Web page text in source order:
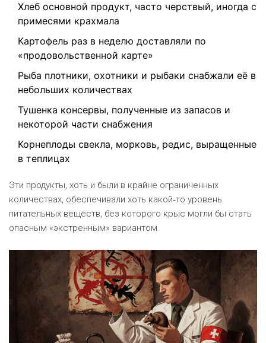
Хлеб основной продукт, часто черствый, иногда с
примесями крахмала
Картофель раз в неделю доставляли по
«продовольственной карте»
Рыба плотники, охотники и рыбаки снабжали её в
небольших количествах
Тушенка консервы, полученные из запасов и
некоторой части снабжения
Корнеплоды свекла, морковь, редис, выращенные
в теплицах
Эти продукты, хоть и были в крайне ограниченных
количествах, обеспечивали хоть какой‑то уровень
питательных веществ, без которого крыс могли бы стать
опасным «экстренным» вариантом.